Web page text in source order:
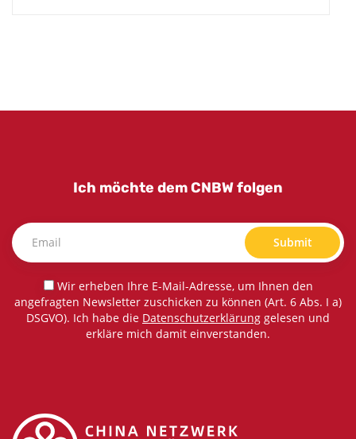
Ich möchte dem CNBW folgen
Submit
Wir erheben Ihre E-Mail-Adresse, um Ihnen den
angefragten Newsletter zuschicken zu können (Art. 6 Abs. I a)
DSGVO). Ich habe die Datenschutzerklärung gelesen und
erkläre mich damit einverstanden.